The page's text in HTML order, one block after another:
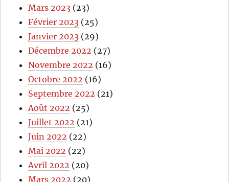
Mars 2023 (23)
Février 2023 (25)
Janvier 2023 (29)
Décembre 2022 (27)
Novembre 2022 (16)
Octobre 2022 (16)
Septembre 2022 (21)
Août 2022 (25)
Juillet 2022 (21)
Juin 2022 (22)
Mai 2022 (22)
Avril 2022 (20)
Mars 2022 (20)